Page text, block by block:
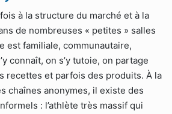
à la structure du marché et à la
de nombreuses « petites » salles
est familiale, communautaire,
connaît, on s’y tutoie, on partage
recettes et parfois des produits. À la
chaînes anonymes, il existe des
: l’athlète très massif qui